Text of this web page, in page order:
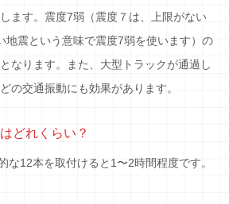
ます。震度7弱（震度７は、上限がない
地震という意味で震度7弱を使います）の
なります。また、大型トラックが通過し
の交通振動にも効果があります。
どれくらい？
12本を取付けると1〜2時間程度です。